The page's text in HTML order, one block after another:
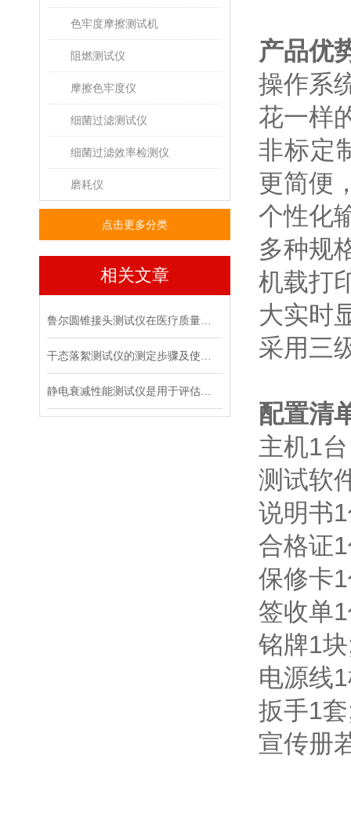
色牢度摩擦测试机
阻燃测试仪
摩擦色牢度仪
细菌过滤测试仪
细菌过滤效率检测仪
磨耗仪
点击更多分类
相关文章
产品优
操作系
花一样
非标定
更简便
个性化
多种规
机载打
大实时
采用三
配置清
主机1
测试软
说明书
合格证
保修卡
签收单
铭牌1
电源线
扳手1
宣传册